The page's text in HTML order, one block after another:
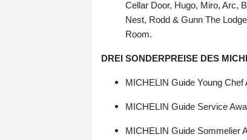
Cellar Door, Hugo, Miro, Arc,
Nest, Rodd & Gunn The
Room.
DREI SONDERPREISE DES
MICHELIN Guide Young
MICHELIN Guide Service
MICHELIN Guide Sommelier